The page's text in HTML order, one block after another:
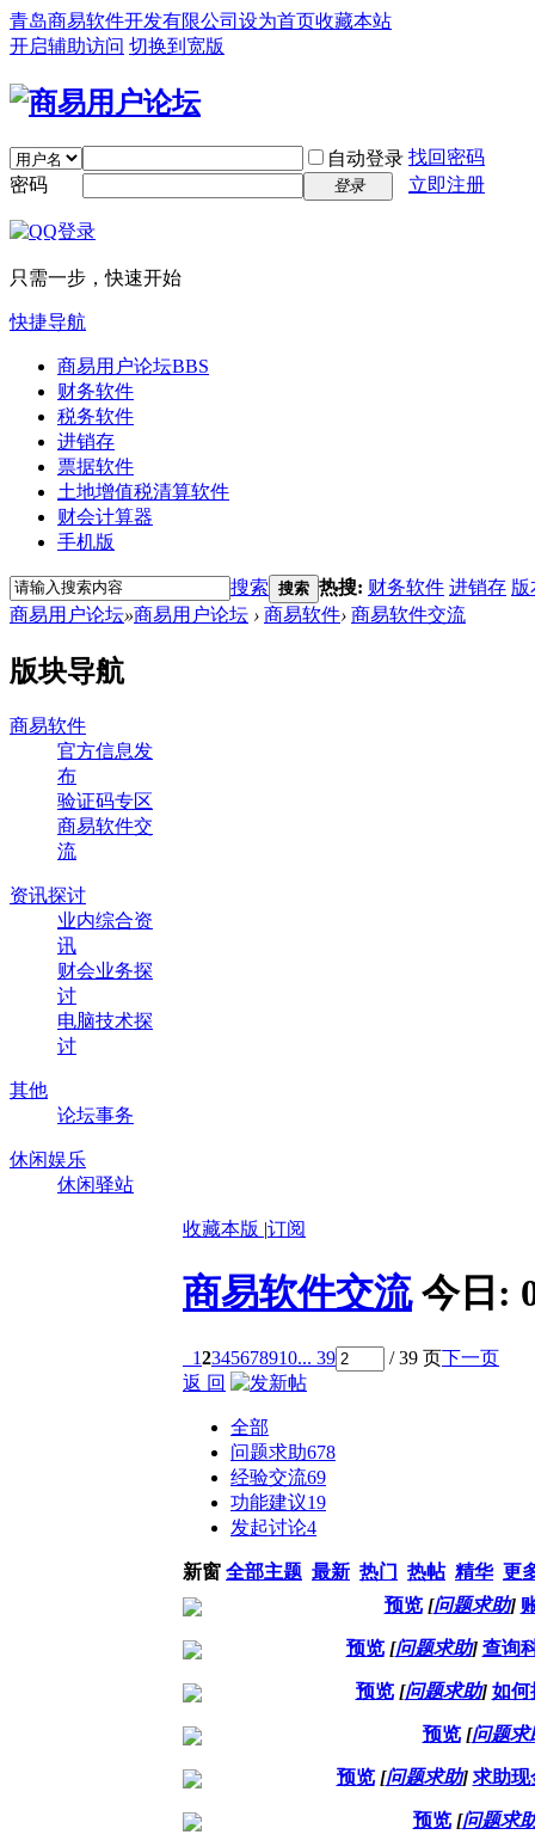
青岛商易软件开发有限公司 设为首页收藏本站
开启辅助访问 切换到宽版
自动登录 找回密码
密码
登录 立即注册
只需一步，快速开始
快捷导航
商易用户论坛BBS
财务软件
税务软件
进销存
票据软件
土地增值税清算软件
财会计算器
手机版
搜索 搜索 热搜: 财务软件 进销存 版
商易用户论坛»商易用户论坛 › 商易软件› 商易软件交流
版块导航
商易软件
官方信息发
布
验证码专区
商易软件交
流
资讯探讨
业内综合资
讯
财会业务探
讨
电脑技术探
讨
其他
论坛事务
休闲娱乐
休闲驿站
收藏本版 |订阅
商易软件交流 今日:
12345678910... 39 / 39 页下一页
返 回
全部
问题求助678
经验交流69
功能建议19
发起讨论4
新窗 全部主题 最新 热门 热帖 精华 更
预览 [问题求助]
预览 [问题求助] 查询
预览 [问题求助] 如何
预览 [问题求
预览 [问题求助] 求助现
预览 [问题求